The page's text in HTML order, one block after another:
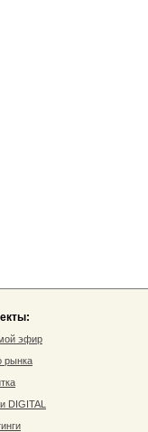
эфир
рынка
DIGITAL